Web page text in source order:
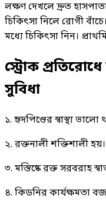
লক্ষণ দেখলে দ্রুত
চিকিৎসা নিলে রোগী
মধ্যে চিকিৎসা নিন।
স্ট্রোক প্রতিরোধে
সুবিধা
১. হৃদপিণ্ডের স্বাস্থ্য ভালো
২. রক্তনালী শক্তিশালী হয়।
৩. মস্তিষ্কে রক্ত সরবরাহ
৪. কিডনির কার্যক্ষমতা